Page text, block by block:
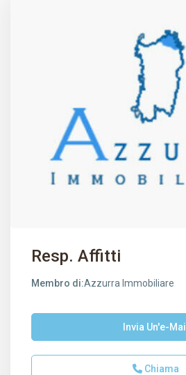
Resp. Affitti
Membro di:Azzurra Immobiliare
Invia Un'e-Mail
Chiama